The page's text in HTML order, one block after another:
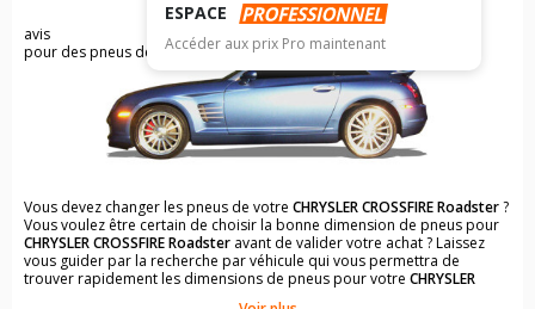
ESPACE
Accéder aux prix Pro maintenant
65
avis
pour des pneus de CHRYSLER CROSSFIRE
Vous devez changer les pneus de votre CHRYSLER CROSSFIRE Roadster?
Vous voulez être certain de choisir la bonne dimension de pneus pour
CHRYSLER CROSSFIRE Roadster avant de valider votre achat ? Laissez
vous guider par la recherche par véhicule qui vous permettra de
trouver rapidement les dimensions de pneus pour votre CHRYSLER